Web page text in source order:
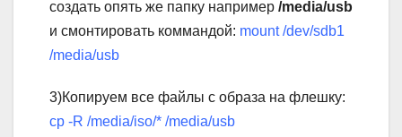
создать опять же папку например /media/usb
и смонтировать коммандой: mount /dev/sdb1
/media/usb
3)Копируем все файлы с образа на флешку:
cp -R /media/iso/* /media/usb